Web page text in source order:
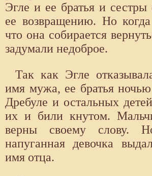
Эгле и ее братья и сестры
ее возвращению. Но
что она собирается
задумали недоброе.
Так как Эгле
имя мужа, ее братья
Дребуле и остальных
их и били кнутом.
верны своему слову.
напуганная девочка
имя отца.